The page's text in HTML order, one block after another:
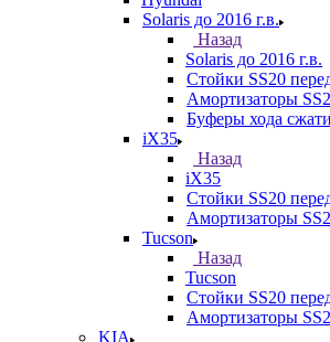
Solaris до 2016 г.в.
Назад
Solaris до 2016 г.в.
Стойки SS20
Амортизаторы
Буферы хода
iX35
Назад
iX35
Стойки SS20
Амортизаторы
Tucson
Назад
Tucson
Стойки SS20
Амортизаторы
KIA